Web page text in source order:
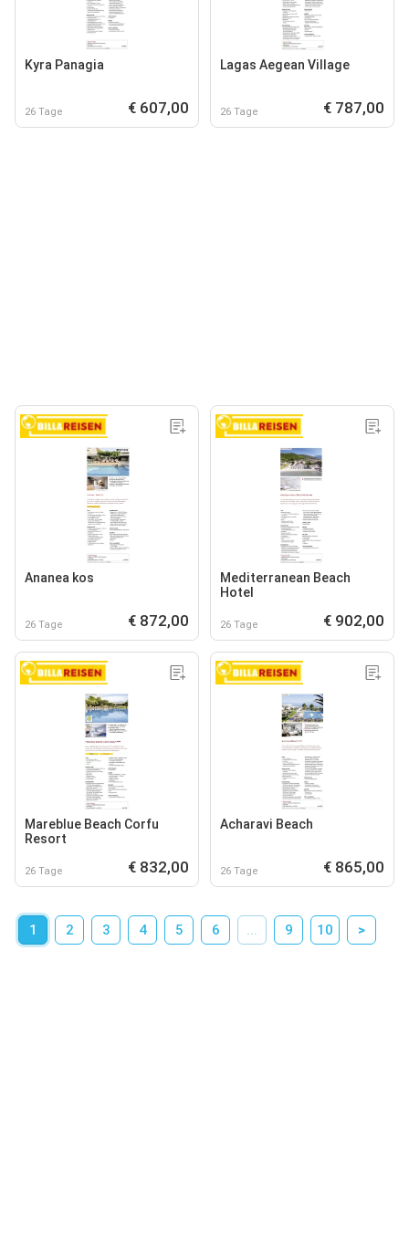
Kyra Panagia
26 Tage € 607,00
Lagas Aegean Village
26 Tage € 787,00
Ananea kos
26 Tage € 872,00
Mediterranean Beach
Hotel
26 Tage € 902,00
Mareblue Beach Corfu
Resort
26 Tage € 832,00
Acharavi Beach
26 Tage € 865,00
1 2 3 4 5 6 9 10 >